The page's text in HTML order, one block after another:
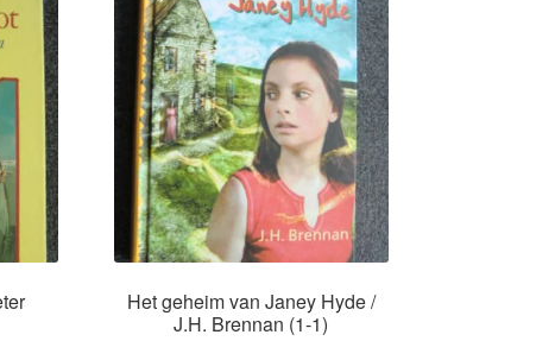
Het geheim van Janey Hyde /
J.H. Brennan (1-1)